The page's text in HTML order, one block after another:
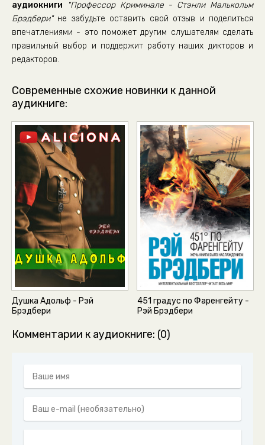
аудиокниги
"Профессор Криминале - Стэнли Малькольм
Брэдбери"не забудьте оставить свой отзыв и поделиться
впечатлениями - это поможет другим слушателям сделать
правильный выбор и поддержит работу наших дикторов и
редакторов.
Современные схожие новинки к данной
аудикниге:
Душка Адольф - Рэй
Брэдбери
451 градус по Фаренгейту -
Рэй Брэдбери
Комментарии к аудиокниге: (0)